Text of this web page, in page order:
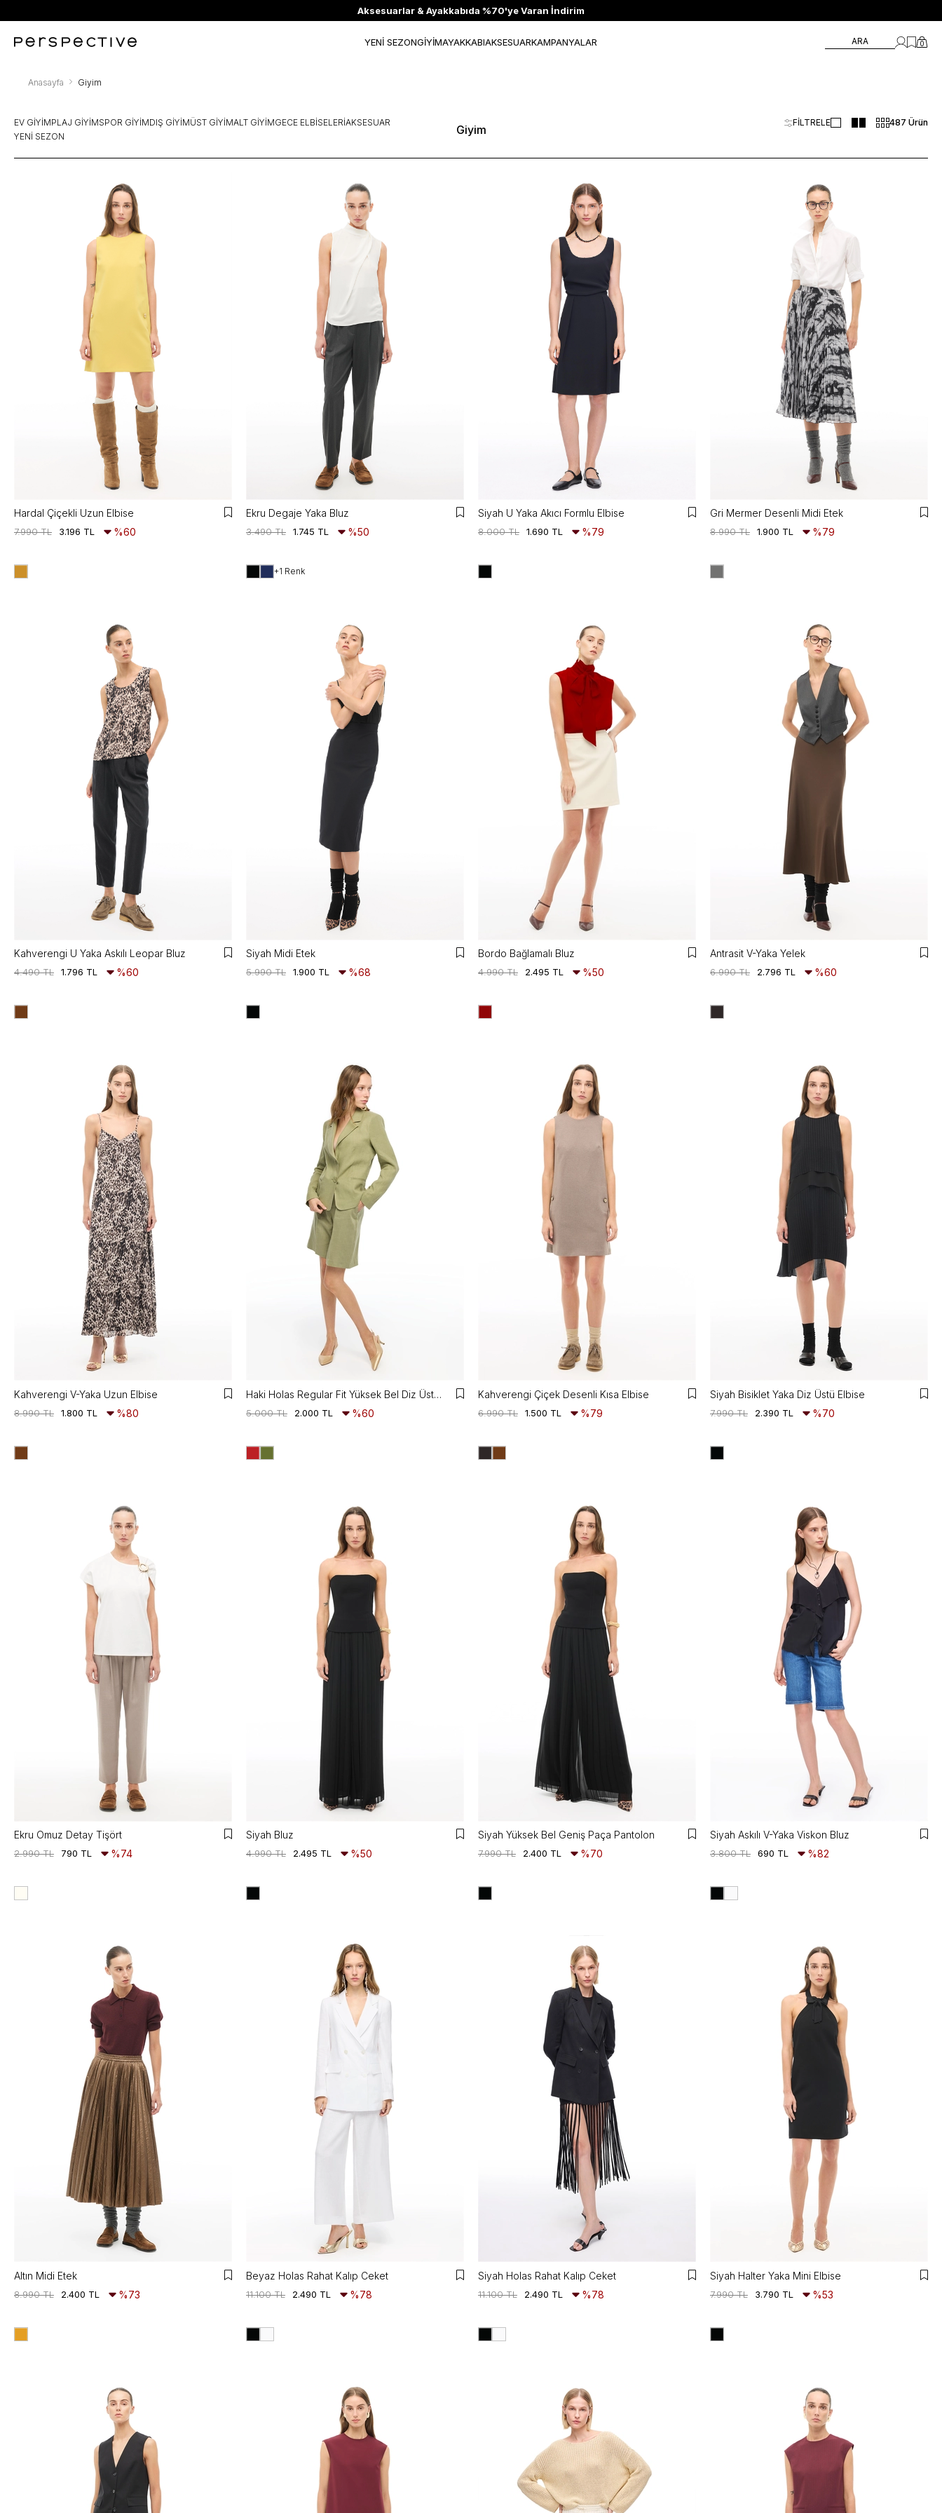
Aksesuarlar & Ayakkabıda %70'ye Varan İndirim
YENİ SEZONGİYİMAYAKKABIAKSESUARKAMPANYALAR ARA 0
Anasayfa Giyim
487 Ürün
FİLTRELE
Giyim
EV GIYIMPLAJ GIYIMSPOR GIYIMDIŞ GIYIMÜST GIYIMALT GIYIMGECE ELBISELERIAKSESUAR
YENI SEZON
Hardal Çiçekli Uzun Elbise
3.196 TL
7.990 TL %60
Ekru Degaje Yaka Bluz
1.745 TL
3.490 TL %50
+1 Renk
Siyah U Yaka Akıcı Formlu Elbise
1.690 TL
8.000 TL %79
Gri Mermer Desenli Midi Etek
1.900 TL
8.990 TL %79
Kahverengi U Yaka Askılı Leopar Bluz
1.796 TL
4.490 TL %60
Siyah Midi Etek
1.900 TL
5.990 TL %68
Bordo Bağlamalı Bluz
2.495 TL
4.990 TL %50
Antrasit V-Yaka Yelek
2.796 TL
6.990 TL %60
Kahverengi V-Yaka Uzun Elbise
1.800 TL
8.990 TL %80
Haki Holas Regular Fit Yüksek Bel Diz Üstü Şort
2.000 TL
5.000 TL %60
Kahverengi Çiçek Desenli Kısa Elbise
1.500 TL
6.990 TL %79
Siyah Bisiklet Yaka Diz Üstü Elbise
2.390 TL
7.990 TL %70
Ekru Omuz Detay Tişört
790 TL
2.990 TL %74
Siyah Bluz
2.495 TL
4.990 TL %50
Siyah Yüksek Bel Geniş Paça Pantolon
2.400 TL
7.990 TL %70
Siyah Askılı V-Yaka Viskon Bluz
690 TL
3.800 TL %82
Altın Midi Etek
2.400 TL
8.990 TL %73
Beyaz Holas Rahat Kalıp Ceket
2.490 TL
11.100 TL %78
Siyah Holas Rahat Kalıp Ceket
2.490 TL
11.100 TL %78
Siyah Halter Yaka Mini Elbise
3.790 TL
7.990 TL %53